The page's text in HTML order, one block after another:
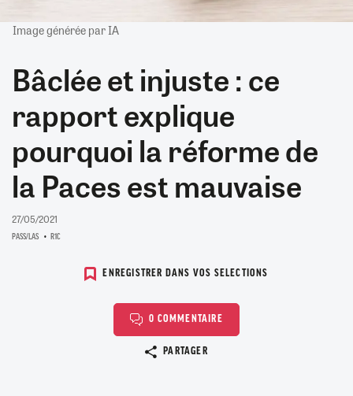
Image générée par IA
Bâclée et injuste : ce
rapport explique
pourquoi la réforme de
la Paces est mauvaise
27/05/2021
PASS/LAS R1C
ENREGISTRER DANS VOS SELECTIONS
0 COMMENTAIRE
PARTAGER